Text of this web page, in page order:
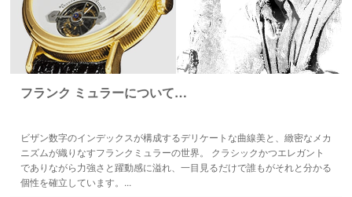
フランク ミュラーについて…
ビザン数字のインデックスが構成するデリケートな曲線美と、緻密なメカ
ニズムが織りなすフランクミュラーの世界。 クラシックかつエレガント
でありながら力強さと躍動感に溢れ、一目見るだけで誰もがそれと分かる
個性を確立しています。...